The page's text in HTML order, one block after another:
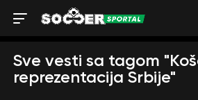
Sve vesti sa tagom
reprezentacija Srbije"